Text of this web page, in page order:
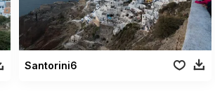
Santorini6